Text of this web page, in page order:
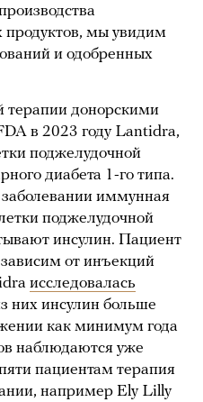
мы увидим
и одобренных
терапии донорскими
в 2023 году Lantidra,
поджелудочной
диабета 1-го типа.
иммунная
поджелудочной
инсулин. Пациент
от инъекций
исследовалась
них инсулин больше
как минимум года
наблюдаются уже
пациентам терапия
например Ely Lilly